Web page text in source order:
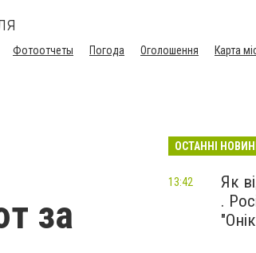
Фотоотчеты Погода Оголошення
Карта
за
ОСТАННІ
Як
.
13:42